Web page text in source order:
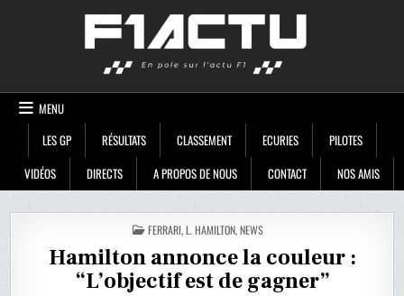
MENU
LES GP
RÉSULTATS CLASSEMENT ECURIES
PILOTES
VIDÉOS
DIRECTS A PROPOS DE NOUS CONTACT NOS AMIS
POSTED
IN
FERRARI,L. HAMILTON,NEWS
Hamilton annonce la couleur :
“L’objectif est de gagner”